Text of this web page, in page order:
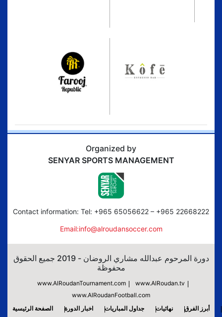
Organized by
SENYAR SPORTS MANAGEMENT
Contact information: Tel: +965 65056622 – +965 22668222
Email:info@alroudansoccer.com
دورة المرحوم عبدالله مشاري الروضان - 2019 جميع الحقوق
محفوظة
www.AlRoudanTournament.com
www.AlRoudan.tv
www.AlRoudanFootball.com
الصفحة الرئيسية
اخبار الدورة جداول المباريات نهائيات
أبرز الفرق